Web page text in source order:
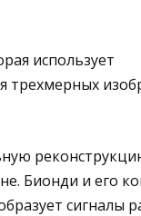
использует
трехмерных
Бионди и его
сигналы